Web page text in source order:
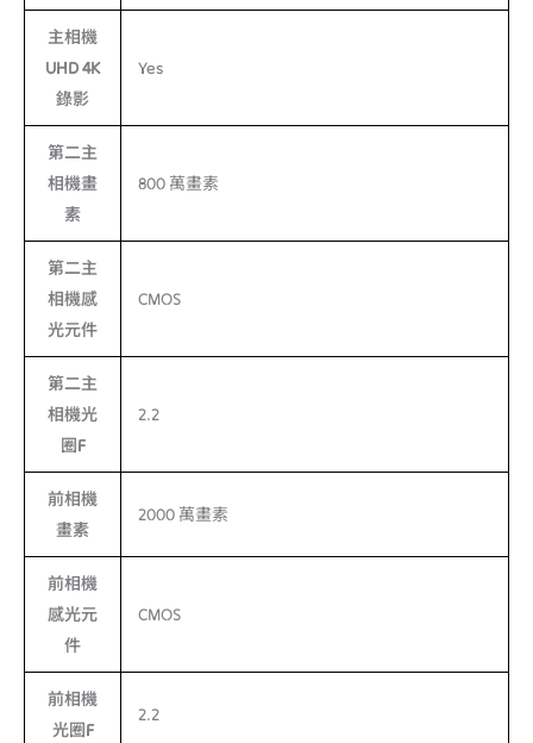
主相機
UHD 4K
錄影
Yes
第二主
相機畫
素
800 萬畫素
第二主
相機感
光元件
CMOS
第二主
相機光
圈F
2.2
前相機
畫素
2000 萬畫素
前相機
感光元
件
CMOS
前相機
光圈F
2.2